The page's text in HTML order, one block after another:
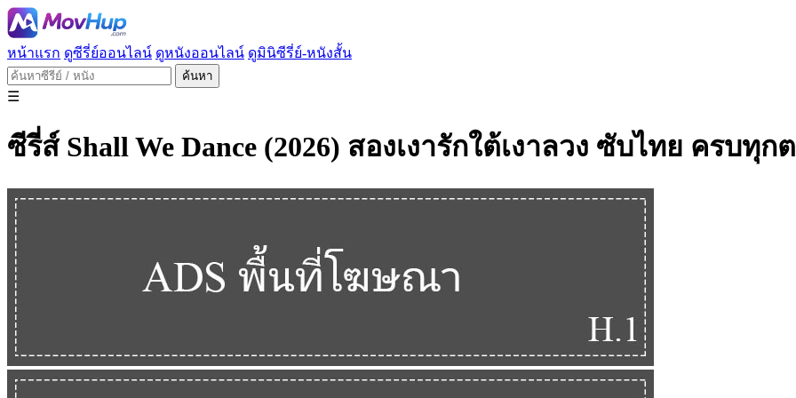
หน้าแรก ดูซีรี่ย์ออนไลน์ ดูหนังออนไลน์ ดูมินิซีรี่ย์-หนังสั้น
ค้นหา
☰
ซีรี่ส์ Shall We Dance (2026) สองเงารักใต้เงาลวง ซับไทย ครบทุก